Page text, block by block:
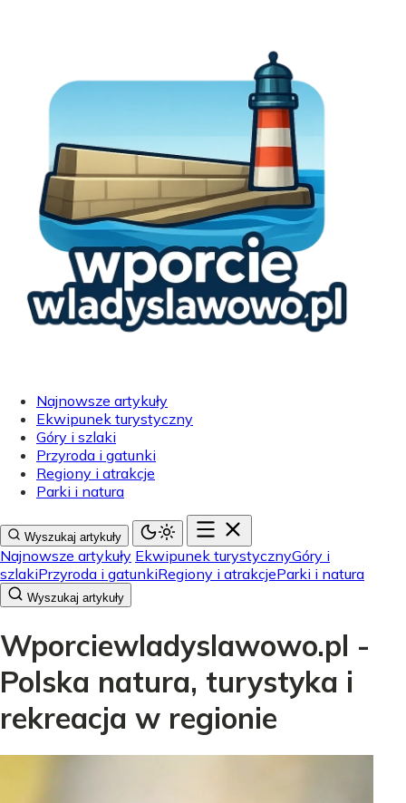
Najnowsze artykuły
Ekwipunek turystyczny
Góry i szlaki
Przyroda i gatunki
Regiony i atrakcje
Parki i natura
Wyszukaj artykuły
Najnowsze artykuły Ekwipunek turystycznyGóry i
szlakiPrzyroda i gatunkiRegiony i atrakcjeParki i natura
Wyszukaj artykuły
Wporciewladyslawowo.pl -
Polska natura, turystyka i
rekreacja w regionie